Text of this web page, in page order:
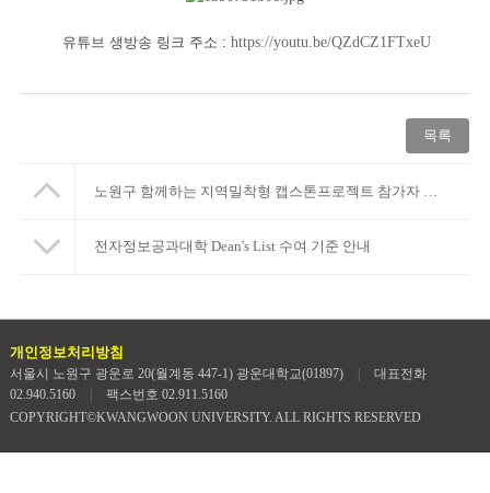
유튜브 생방송 링크 주소 : https://youtu.be/QZdCZ1FTxeU
목록
노원구 함께하는 지역밀착형 캡스톤프로젝트 참가자 모집
전자정보공과대학 Dean's List 수여 기준 안내
개인정보처리방침
서울시 노원구 광운로 20(월계동 447-1) 광운대학교(01897)
대표전화
02.940.5160
팩스번호 02.911.5160
COPYRIGHT©KWANGWOON UNIVERSITY. ALL RIGHTS RESERVED